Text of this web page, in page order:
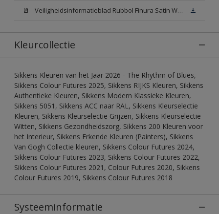
Veiligheidsinformatieblad Rubbol Finura Satin White (MSDS)
Kleurcollectie
Sikkens Kleuren van het Jaar 2026 - The Rhythm of Blues,
Sikkens Colour Futures 2025, Sikkens RIJKS Kleuren, Sikkens
Authentieke Kleuren, Sikkens Modern Klassieke Kleuren,
Sikkens 5051, Sikkens ACC naar RAL, Sikkens Kleurselectie
Kleuren, Sikkens Kleurselectie Grijzen, Sikkens Kleurselectie
Witten, Sikkens Gezondheidszorg, Sikkens 200 Kleuren voor
het Interieur, Sikkens Erkende Kleuren (Painters), Sikkens
Van Gogh Collectie kleuren, Sikkens Colour Futures 2024,
Sikkens Colour Futures 2023, Sikkens Colour Futures 2022,
Sikkens Colour Futures 2021, Colour Futures 2020, Sikkens
Colour Futures 2019, Sikkens Colour Futures 2018
Systeeminformatie